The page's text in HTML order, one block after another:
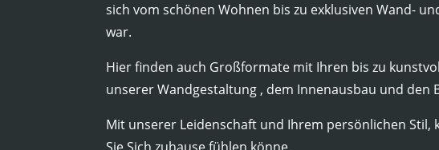
sich vom schönen Wohnen bis zu exklusiven Wand-
war.
Hier finden auch Großformate mit Ihren bis zu
unserer Wandgestaltung , dem Innenausbau und den
Mit unserer Leidenschaft und Ihrem persönlichen